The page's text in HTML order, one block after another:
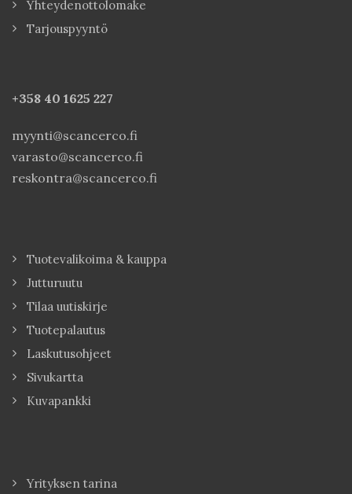
Yhteydenottolomake
Tarjouspyyntö
+358 40 1625 227
myynti@scancerco.fi
varasto@scancerco.fi
reskontra@scancerco.fi
Tuotevalikoima & kauppa
Jutturuutu
Tilaa uutiskirje
Tuotepalautus
Laskutusohjeet
Sivukartta
Kuvapankki
Yrityksen tarina